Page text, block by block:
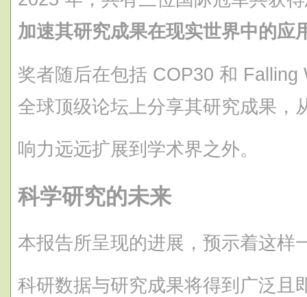
加速其研究成果在现实世界中的应
奖者随后在包括 COP30 和 Falling
全球顶级论坛上分享其研究成果，
响力远远扩展到学术界之外。
科学研究的未来
本报告所呈现的进展，预示着这样
科研数据与研究成果将得到广泛且